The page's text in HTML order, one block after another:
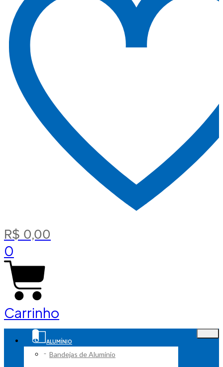
R$ 0,00
0
Carrinho
ALUMÍNIO
Bandejas de Alumínio